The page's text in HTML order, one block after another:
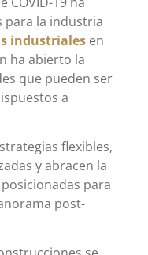
para la industria
industriales en
ha abierto la
que pueden ser
a
flexibles,
y abracen la
para
post-